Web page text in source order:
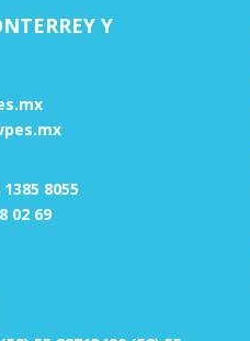
Y
8055
02 69